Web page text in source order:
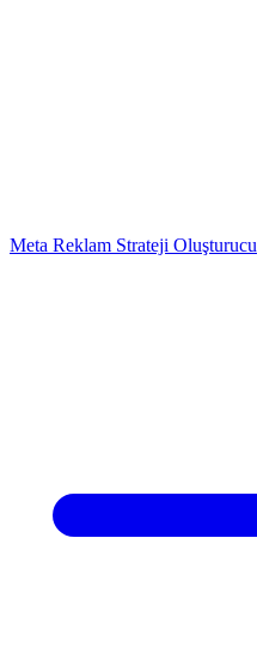
Meta Reklam Strateji Oluşturucu